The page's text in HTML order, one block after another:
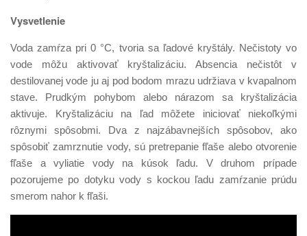
Vysvetlenie
Voda zamŕza pri 0 °C, tvoria sa ľadové kryštály. Nečistoty vo
vode môžu aktivovať kryštalizáciu. Absencia nečistôt v
destilovanej vode ju aj pod bodom mrazu udržiava v kvapalnom
stave. Prudkým pohybom alebo nárazom sa kryštalizácia
aktivuje. Kryštalizáciu na ľad môžete iniciovať niekoľkými
rôznymi spôsobmi. Dva z najzábavnejších spôsobov, ako
spôsobiť zamrznutie vody, sú pretrepanie fľaše alebo otvorenie
fľaše a vyliatie vody na kúsok ľadu. V druhom prípade
pozorujeme po dotyku vody s kockou ľadu zamŕzanie prúdu
smerom nahor k fľaši.